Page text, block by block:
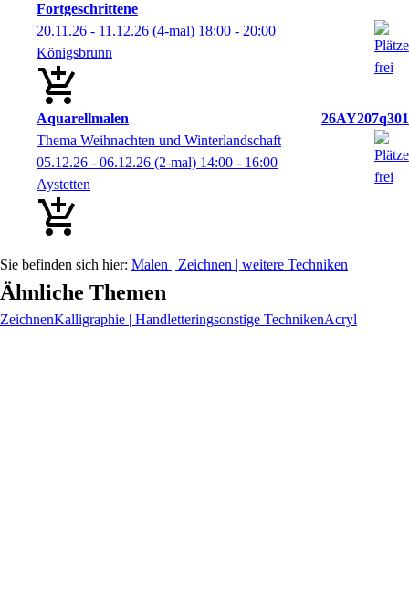
Fortgeschrittene
20.11.26 - 11.12.26 (4-mal) 18:00 - 20:00
Königsbrunn
Aquarellmalen
26AY207q301
Thema Weihnachten und Winterlandschaft
05.12.26 - 06.12.26 (2-mal) 14:00 - 16:00
Aystetten
Malen | Zeichnen | weitere Techniken
Ähnliche Themen
ZeichnenKalligraphie | Handletteringsonstige TechnikenAcryl